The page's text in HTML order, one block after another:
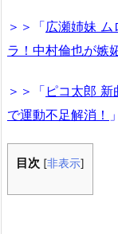
＞＞「広瀬姉妹 ム
ラ！中村倫也が嫉
＞＞「 ピコ太郎
で運動不足解消！ 」
目次 [非表示]